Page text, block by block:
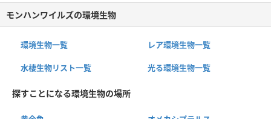
モンハンワイルズの環境生物
環境生物一覧 レア環境生物一覧
水棲生物リスト一覧 光る環境生物一覧
探すことになる環境生物の場所